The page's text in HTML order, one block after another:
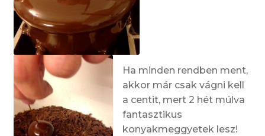
Ha minden rendben ment,
akkor már csak vágni kell
a centit, mert 2 hét múlva
fantasztikus
konyakmeggyetek lesz!